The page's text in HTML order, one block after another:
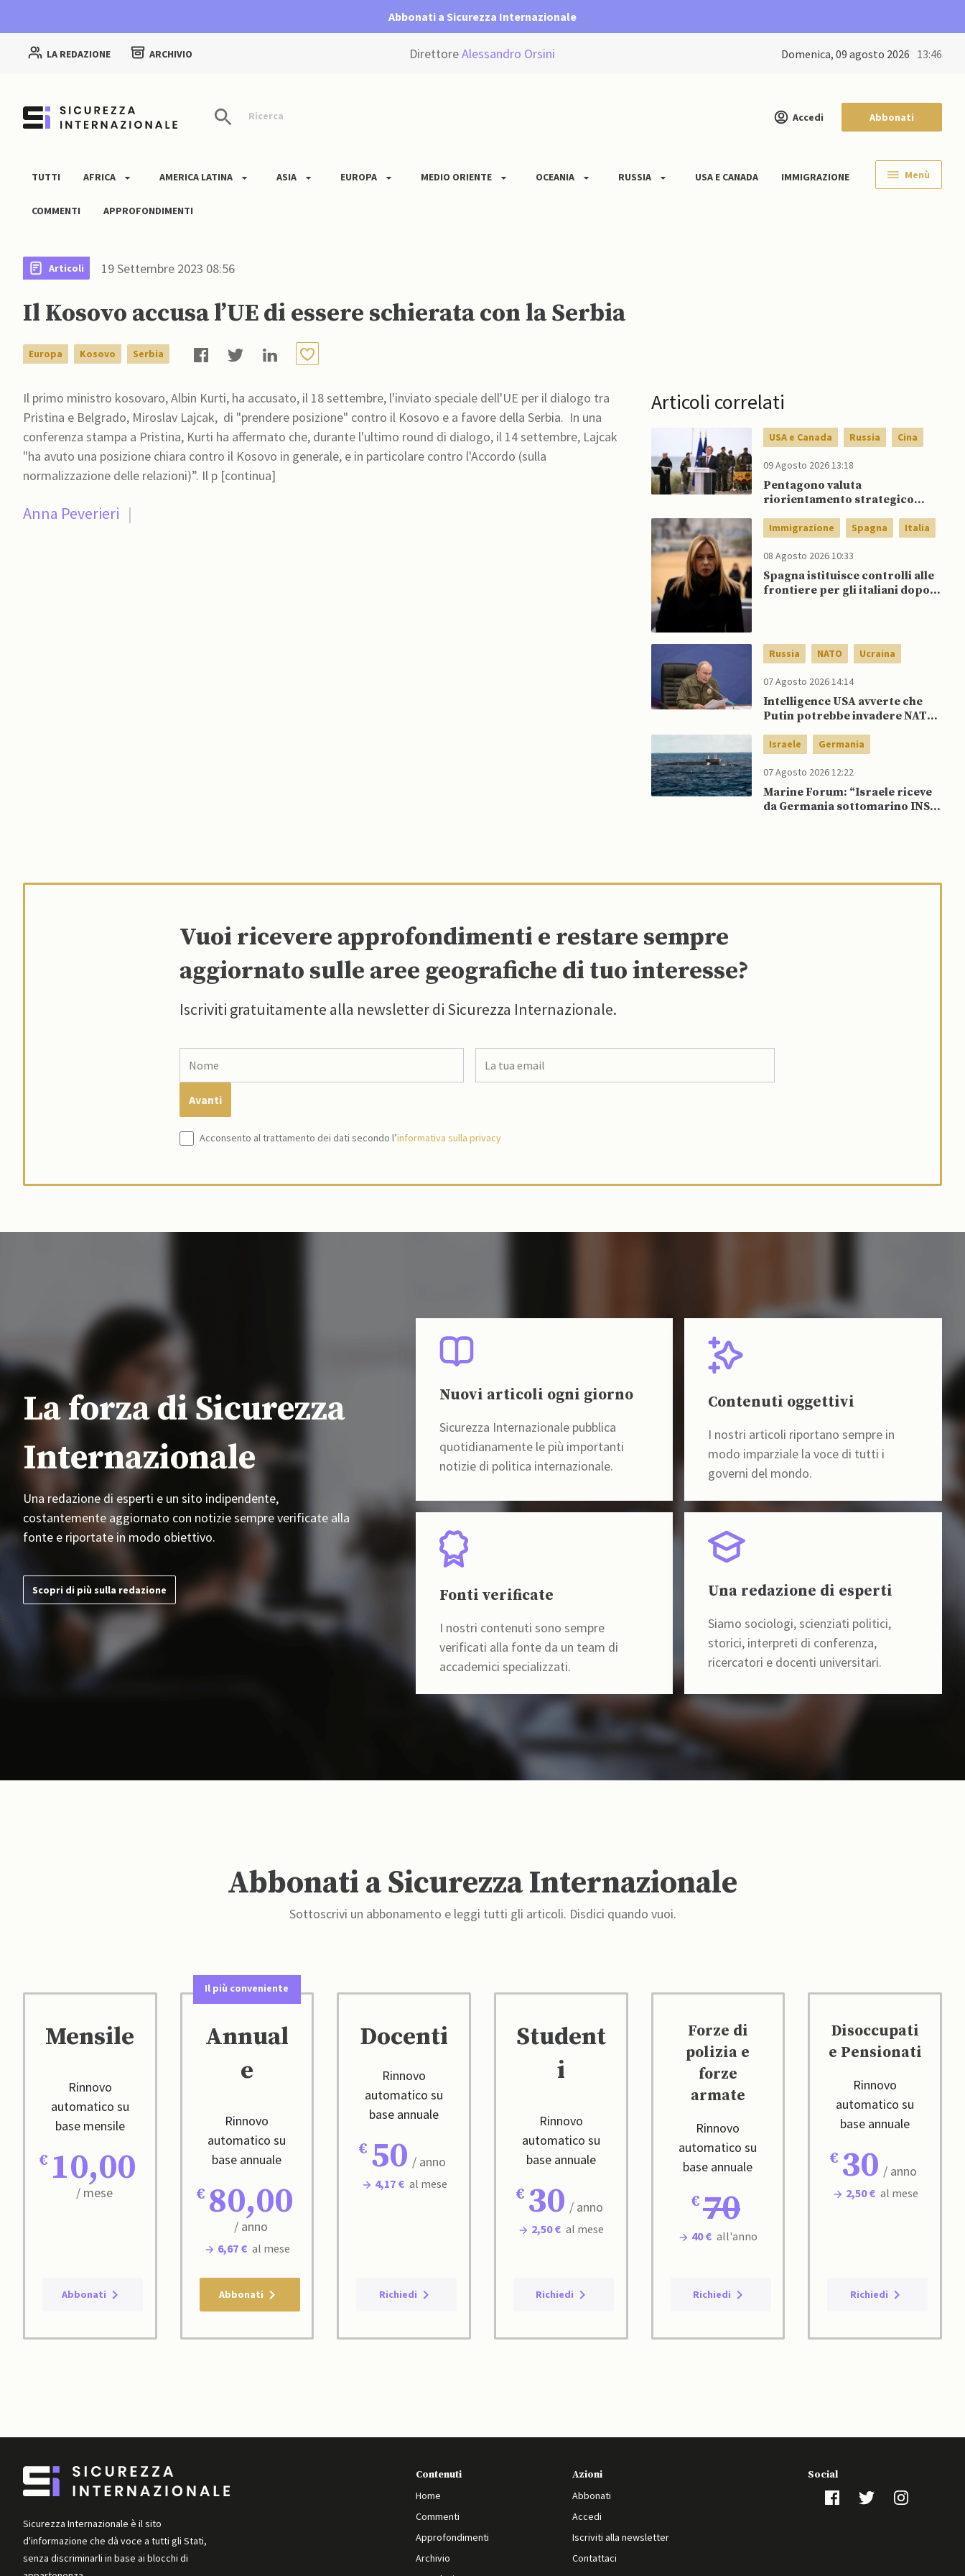
Abbonati a Sicurezza Internazionale
LA REDAZIONE ARCHIVIO DirettoreAlessandro Orsini domenica, 09 agosto 2026 13:46
Ricerca Accedi Abbonati
TUTTI AFRICA AMERICA LATINA ASIA EUROPA MEDIO ORIENTE OCEANIA RUSSIA USA E CANADA IMMIGRAZIONE
COMMENTI APPROFONDIMENTI
Menù
Articoli 19 Settembre 2023 08:56
Il Kosovo accusa l’UE di essere schierata con la Serbia
Europa Kosovo Serbia
Il primo ministro kosovaro, Albin Kurti, ha accusato, il 18 settembre, l'inviato speciale dell'UE per il dialogo tra
Pristina e Belgrado, Miroslav Lajcak, di "prendere posizione" contro il Kosovo e a favore della Serbia. In una
conferenza stampa a Pristina, Kurti ha affermato che, durante l'ultimo round di dialogo, il 14 settembre, Lajcak
"ha avuto una posizione chiara contro il Kosovo in generale, e in particolare contro l'Accordo (sulla
normalizzazione delle relazioni)”. Il p [continua]
Anna Peverieri |
Articoli correlati
USA e Canada Russia Cina
09 Agosto 2026 13:18
Pentagono valuta
riorientamento strategico
e Russia senza innescare
Immigrazione Spagna Italia
08 Agosto 2026 10:33
Spagna istituisce controlli alle
frontiere per gli italiani dopo
Russia NATO Ucraina
07 Agosto 2026 14:14
Intelligence USA avverte che
Putin potrebbe invadere NATO
Ucraina
Israele Germania
07 Agosto 2026 12:22
Marine Forum: “Israele riceve
da Germania sottomarino INS
Vuoi ricevere approfondimenti e restare sempre
aggiornato sulle aree geografiche di tuo interesse?
Iscriviti gratuitamente alla newsletter di Sicurezza Internazionale.
Acconsento al trattamento dei dati secondo l’informativa sulla privacy
La forza di Sicurezza
Internazionale
Una redazione di esperti e un sito indipendente,
costantemente aggiornato con notizie sempre verificate alla
fonte e riportate in modo obiettivo.
Scopri di più sulla redazione
Nuovi articoli ogni giorno
Sicurezza Internazionale pubblica
quotidianamente le più importanti
notizie di politica internazionale.
Contenuti oggettivi
I nostri articoli riportano sempre in
modo imparziale la voce di tutti i
governi del mondo.
Fonti verificate
I nostri contenuti sono sempre
verificati alla fonte da un team di
accademici specializzati.
Una redazione di esperti
Siamo sociologi, scienziati politici,
storici, interpreti di conferenza,
ricercatori e docenti universitari.
Abbonati a Sicurezza Internazionale
Sottoscrivi un abbonamento e leggi tutti gli articoli. Disdici quando vuoi.
Mensile
Rinnovo
automatico su
base mensile
10,00
/ mese
Abbonati
Il più conveniente
Annual
e
Rinnovo
automatico su
base annuale
80,00
/ anno
6,67 € al mese
Abbonati
Docenti
Rinnovo
automatico su
base annuale
50 / anno
4,17 € al mese
Richiedi
Student
i
Rinnovo
automatico su
base annuale
30 / anno
2,50 € al mese
Richiedi
Forze di
polizia e
forze
armate
Rinnovo
automatico su
base annuale
70
40 € all'anno
Richiedi
Disoccupati
e Pensionati
Rinnovo
automatico su
base annuale
30 / anno
2,50 € al mese
Richiedi
Sicurezza Internazionale è il sito
d'informazione che dà voce a tutti gli Stati,
senza discriminarli in base ai blocchi di
Contenuti
Home
Commenti
Approfondimenti
Archivio
Azioni
Abbonati
Accedi
Iscriviti alla newsletter
Contattaci
Social